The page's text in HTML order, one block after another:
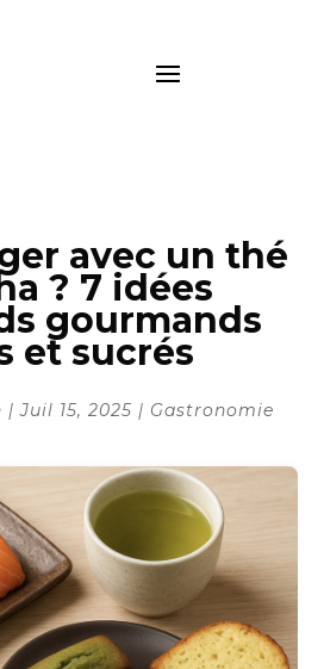
avec un thé
? 7 idées
gourmands
et sucrés
|Juil 15, 2025 | Gastronomie